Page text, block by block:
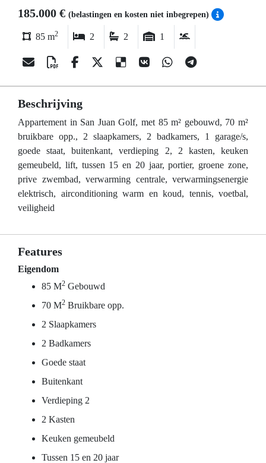
185.000 € (belastingen en kosten niet inbegrepen)
85 m2 2 2 1
Beschrijving
Appartement in San Juan Golf, met 85 m² gebouwd, 70 m²
bruikbare opp., 2 slaapkamers, 2 badkamers, 1 garage/s,
goede staat, buitenkant, verdieping 2, 2 kasten, keuken
gemeubeld, lift, tussen 15 en 20 jaar, portier, groene zone,
prive zwembad, verwarming centrale, verwarmingsenergie
elektrisch, airconditioning warm en koud, tennis, voetbal,
veiligheid
Features
Eigendom
85 M2 Gebouwd
70 M2 Bruikbare opp.
2 Slaapkamers
2 Badkamers
Goede staat
Buitenkant
Verdieping 2
2 Kasten
Keuken gemeubeld
Tussen 15 en 20 jaar